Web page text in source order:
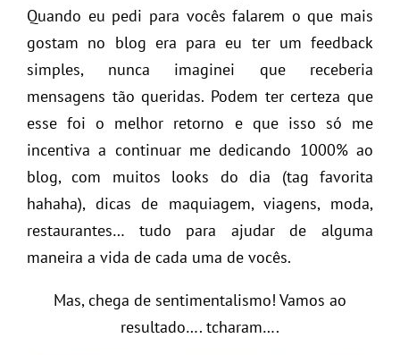
Quando eu pedi para vocês falarem o que mais
gostam no blog era para eu ter um feedback
simples, nunca imaginei que receberia
mensagens tão queridas. Podem ter certeza que
esse foi o melhor retorno e que isso só me
incentiva a continuar me dedicando 1000% ao
blog, com muitos looks do dia (tag favorita
hahaha), dicas de maquiagem, viagens, moda,
restaurantes… tudo para ajudar de alguma
maneira a vida de cada uma de vocês.
Mas, chega de sentimentalismo! Vamos ao
resultado…. tcharam….